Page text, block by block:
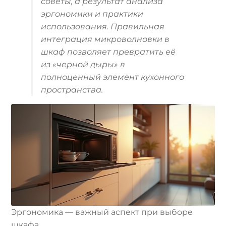
эргономики и практики
использования. Правильная
интеграция микроволновки в
шкаф позволяет превратить её
из «черной дыры» в
полноценный элемент кухонного
пространства.
Эргономика — важный аспект при выборе